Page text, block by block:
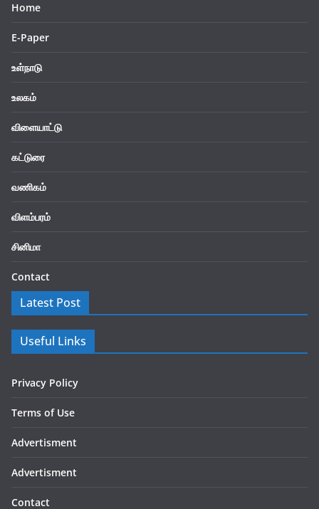
Home
E-Paper
உள்நாடு
உலகம்
விளையாட்டு
கட்டுரை
வணிகம்
விளம்பரம்
சினிமா
Contact
Latest Post
Useful Links
Privacy Policy
Terms of Use
Advertisment
Advertisment
Contact